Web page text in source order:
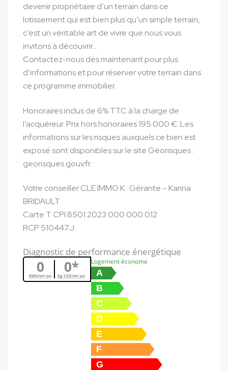
devenir propriétaire d’un terrain dans ce
lotissement qui est bien plus qu’un simple terrain,
c’est un véritable art de vivre que nous vous
invitons à découvrir…
Contactez-nous dès maintenant pour plus
d’informations et pour réserver votre terrain dans
ce programme immobilier.
Honoraires inclus de 6% TTC à la charge de
l’acquéreur. Prix hors honoraires 195 000 €. Les
informations sur les risques auxquels ce bien est
exposé sont disponibles sur le site Géorisques :
georisques.gouv.fr.
Votre conseiller CLE IMMO K : Gérante – Karina
BRIDAULT
Carte T CPI 8501 2023 000 000 012
RCP 510447J
Diagnostic de performance énergétique
0
KWh/m².an 0*
kg CO2/m².an
Logement économe
A
B
C
D
E
F
G